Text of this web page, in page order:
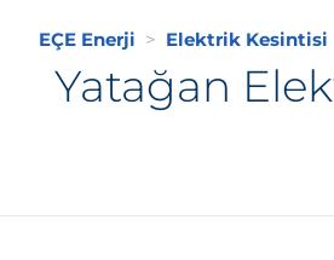
EÇE Enerji Elektrik Kesintisi
Yatağan